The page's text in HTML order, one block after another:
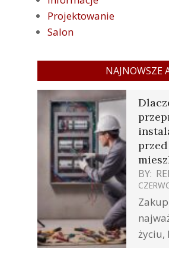
Projektowanie
Salon
NAJNOWSZE
BY:
życiu,